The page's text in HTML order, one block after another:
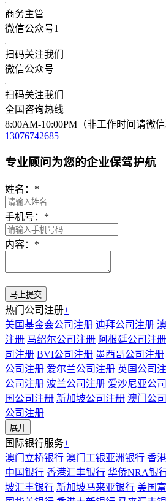
商务主管
微信公众号1
扫码关注我们
微信公众号
扫码关注我们
全国咨询热线
8:00AM-10:00PM（非工作时间请微信
13076742685
专业顾问为您的企业保驾护航
姓名： *
手机号： *
内容： *
热门公司注册+
美国基金会公司注册 迪拜公司注册
注册 马绍尔公司注册 阿根廷公司注册
司注册 BVI公司注册 墨西哥公司注册
公司注册 爱尔兰公司注册 英国公司
公司注册 波兰公司注册 爱沙尼亚公
国公司注册 新加坡公司注册 澳门公
公司注册
展开
国际银行服务+
澳门立桥银行 澳门工银亚洲银行 香
中国银行 香港汇丰银行 华侨NRA银
坡汇丰银行 新加坡马来亚银行 美国